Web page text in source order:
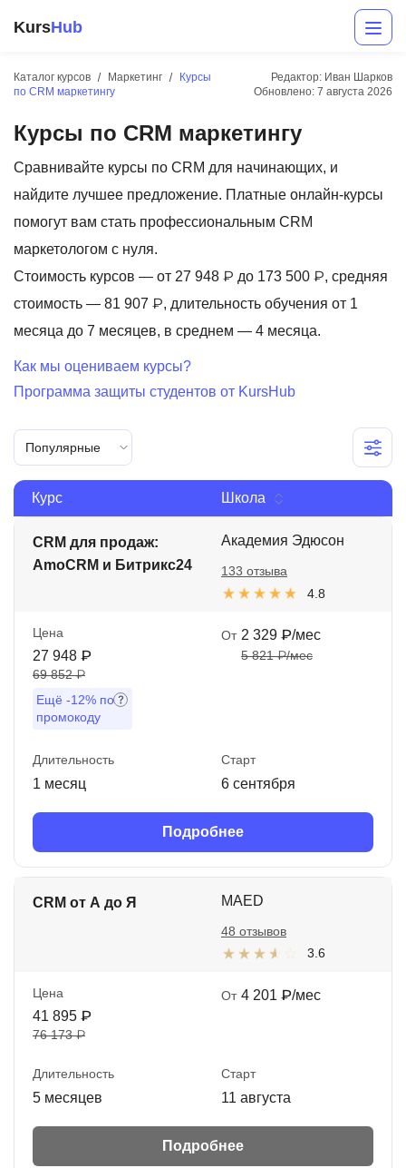
KursHub
Каталог курсов Маркетинг
Курсы
по CRM маркетингу
Редактор: Иван Шарков
Обновлено: 7 августа 2026
Курсы по CRM маркетингу
Сравнивайте курсы по CRM для начинающих, и
найдите лучшее предложение. Платные онлайн-курсы
помогут вам стать профессиональным CRM
маркетологом с нуля.
Стоимость курсов — от 27 948 ₽ до 173 500 ₽, средняя
стоимость — 81 907 ₽, длительность обучения от 1
месяца до 7 месяцев, в среднем — 4 месяца.
Как мы оцениваем курсы?
Программа защиты студентов от KursHub
Популярные
Курс Школа
CRM для продаж:
AmoCRM и Битрикс24
Академия Эдюсон
4.8
133 отзыва
Цена
27 948 ₽
69 852 ₽
Ещё -12% по
промокоду
От 2 329 ₽/мес
5 821 ₽/мес
Длительность
1 месяц
Старт
6 сентября
Подробнее
CRM от А до Я MAED
3.6
48 отзывов
Цена
41 895 ₽
76 173 ₽
От 4 201 ₽/мес
Длительность
5 месяцев
Старт
11 августа
Подробнее
Разработка
Маркетинг
Аналитика
Менеджмент
Иностранные языки
Soft Skills
ДПО
Детям
Акции и промокоды